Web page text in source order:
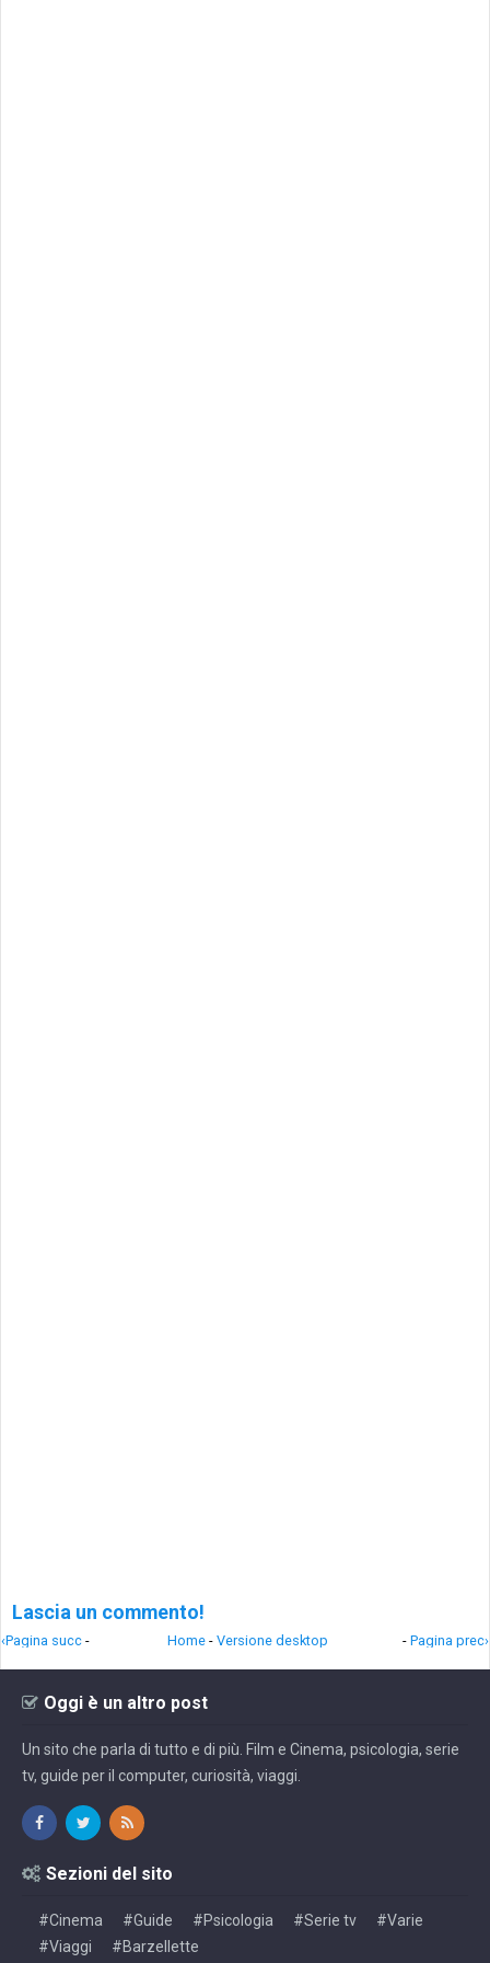
Lascia un commento!
‹Pagina succ - - Pagina prec›
Home - Versione desktop
Oggi è un altro post
Un sito che parla di tutto e di più. Film e Cinema, psicologia, serie
tv, guide per il computer, curiosità, viaggi.
Sezioni del sito
#Cinema #Guide #Psicologia #Serie tv
#Varie
#Viaggi
#Barzellette